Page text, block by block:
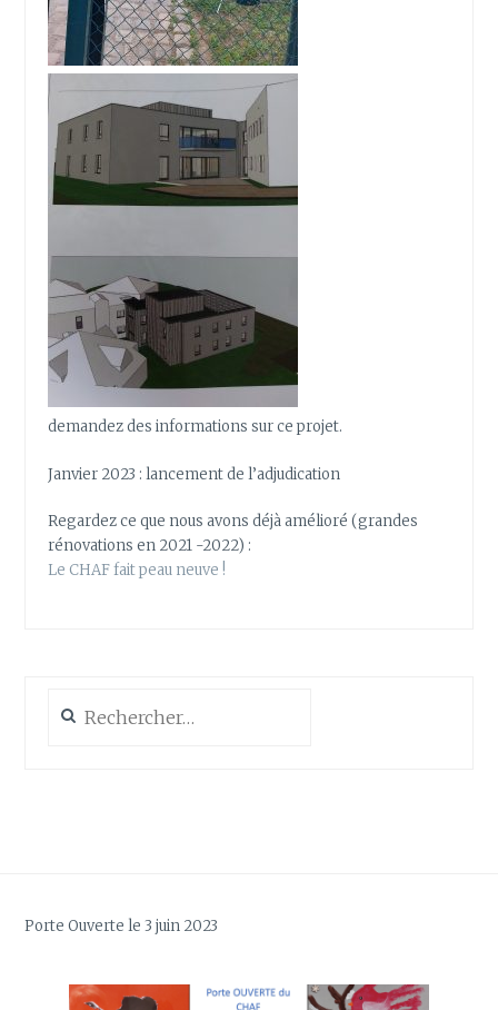
demandez des informations sur ce projet.
Janvier 2023 : lancement de l’adjudication
Regardez ce que nous avons déjà amélioré (grandes
rénovations en 2021 -2022) :
Le CHAF fait peau neuve !
Porte Ouverte le 3 juin 2023